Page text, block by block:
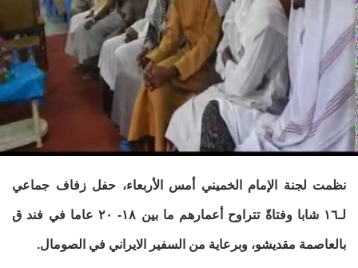
نظمت لجنة الإمام الخميني أمس الأربعاء، حفل زفاف جماعي
لـ١٦ شابا وفتاةً تتراوح أعمارهم ما بين ١٨- ٢٠ عاما في فند ق
بالعاصمة مقديشو، وبرعاية من السفير الايراني في الصومال.